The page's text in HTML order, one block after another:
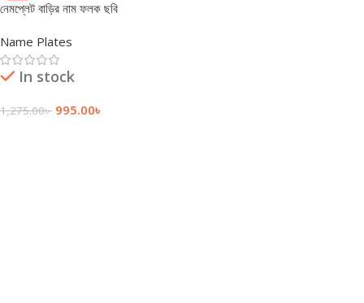
নেমপ্লেট বাড়ির নাম ফলক ছবি
Name Plates
In stock
1,275.00৳ 995.00৳